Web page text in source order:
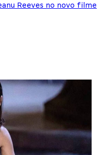
Reeves no novo filme